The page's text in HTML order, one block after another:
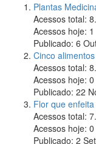
Plantas
Acessos total:
Acessos hoje: 1
Publicado: 6
Cinco
Acessos total:
Acessos hoje: 0
Publicado: 22
Flor que
Acessos total:
Acessos hoje: 0
Publicado: 2